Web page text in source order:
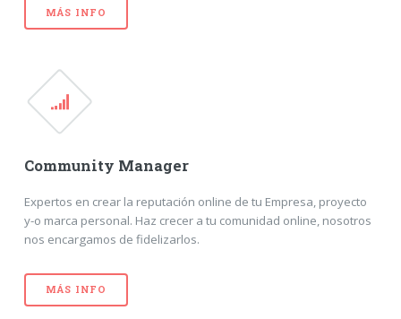
MÁS INFO
Community Manager
Expertos en crear la reputación online de tu Empresa, proyecto
y-o marca personal. Haz crecer a tu comunidad online, nosotros
nos encargamos de fidelizarlos.
MÁS INFO